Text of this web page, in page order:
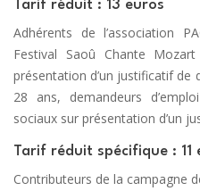
Tarif réduit : 13 euros
Adhérents de l’association
Festival Saoû Chante
présentation d’un justificatif de
28 ans, demandeurs
sociaux sur présentation d’un
Tarif réduit spécifique : 11
Contributeurs de la campagne